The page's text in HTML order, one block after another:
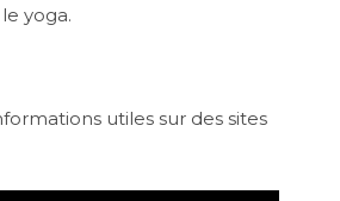
yoga.
utiles sur des sites